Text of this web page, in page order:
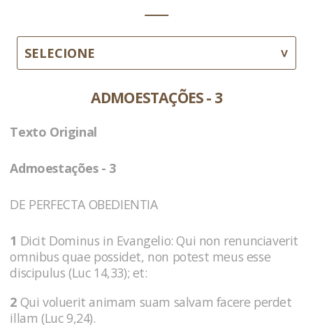
SELECIONE
ADMOESTAÇÕES - 3
Texto Original
Admoestações - 3
DE PERFECTA OBEDIENTIA
1 Dicit Dominus in Evangelio: Qui non renunciaverit
omnibus quae possidet, non potest meus esse
discipulus (Luc 14,33); et:
2 Qui voluerit animam suam salvam facere perdet
illam (Luc 9,24).